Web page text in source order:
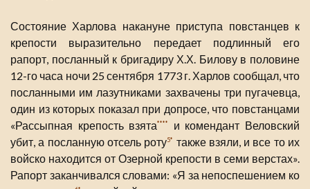
Состояние Харлова накануне приступа повстанцев к
крепости выразительно передает подлинный его
рапорт, посланный к бригадиру Х.Х. Билову в половине
12-го часа ночи 25 сентября 1773 г. Харлов сообщал, что
посланными им лазутниками захвачены три пугачевца,
один из которых показал при допросе, что повстанцами
«Рассыпная крепость взята****
и комендант Веловский
убит, а посланную отсель роту5* также взяли, и все то их
войско находится от Озерной крепости в семи верстах».
Рапорт заканчивался словами: «Я за непоспешением ко